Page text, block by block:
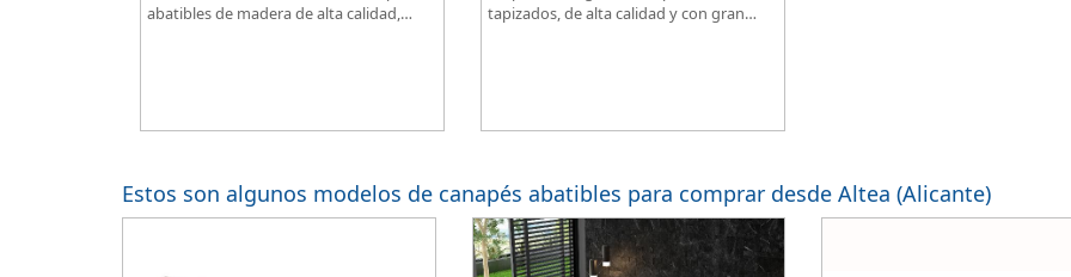
abatibles de madera de alta calidad,
tapizados, de alta calidad y con gran
Estos son algunos modelos de canapés abatibles para comprar desde Altea (Alicante)